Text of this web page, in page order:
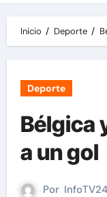
Inicio Deporte
Deporte
Bélgica
a un gol
Por InfoTV24